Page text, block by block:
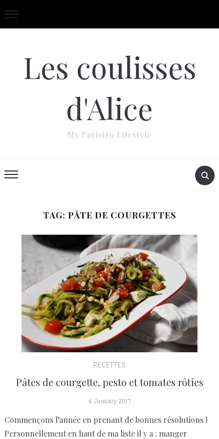
Les coulisses
d'Alice
My Parisian Lifestyle
TAG: PÂTE DE COURGETTES
RECETTES
Pâtes de courgette, pesto et tomates rôties
4 January 2017
Commençons l’année en prenant de bonnes résolutions !
Personnellement en haut de ma liste il y a : manger